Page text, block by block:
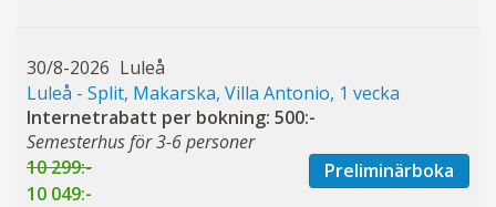
30/8-2026 Luleå
Luleå - Split, Makarska, Villa Antonio, 1 vecka
Internetrabatt per bokning: 500:-
Semesterhus för 3-6 personer
10 299:-
10 049:-
Preliminärboka